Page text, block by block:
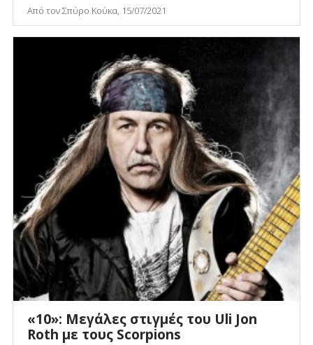
Από τον Σπύρο Κούκα, 15/07/2021
«10»: Μεγάλες στιγμές του Uli Jon
Roth με τους Scorpions